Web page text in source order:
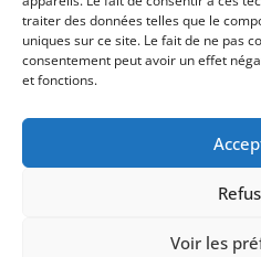
traiter des données telles que le
uniques sur ce site. Le fait de ne pas
consentement peut avoir un effet
et fonctions.
Voir les
02 41
Réalisation